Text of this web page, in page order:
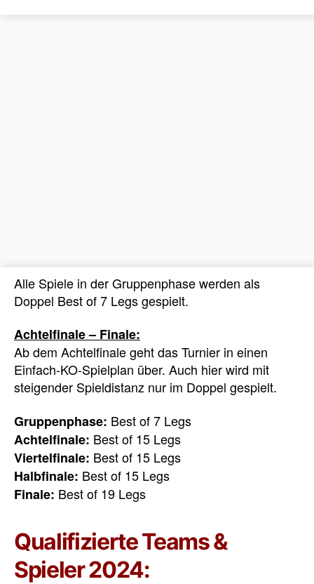
Alle Spiele in der Gruppenphase werden als
Doppel Best of 7 Legs gespielt.
Achtelfinale – Finale:
Ab dem Achtelfinale geht das Turnier in einen
Einfach-KO-Spielplan über. Auch hier wird mit
steigender Spieldistanz nur im Doppel gespielt.
Gruppenphase: Best of 7 Legs
Achtelfinale: Best of 15 Legs
Viertelfinale: Best of 15 Legs
Halbfinale: Best of 15 Legs
Finale: Best of 19 Legs
Qualifizierte Teams &
Spieler 2024: